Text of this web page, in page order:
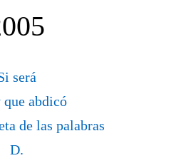
será
abdicó
de las palabras
D.